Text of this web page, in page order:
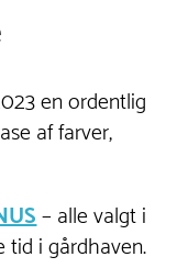
en ordentlig
af farver,
– alle valgt i
tid i gårdhaven.